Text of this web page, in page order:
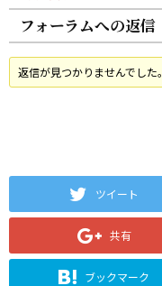
フォーラムへの返信
返信が見つかりませんでした。
ツイート
共有
ブックマーク